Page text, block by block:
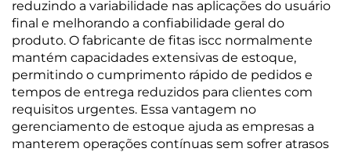
reduzindo a variabilidade nas aplicações do usuário
final e melhorando a confiabilidade geral do
produto. O fabricante de fitas iscc normalmente
mantém capacidades extensivas de estoque,
permitindo o cumprimento rápido de pedidos e
tempos de entrega reduzidos para clientes com
requisitos urgentes. Essa vantagem no
gerenciamento de estoque ajuda as empresas a
manterem operações contínuas sem sofrer atrasos